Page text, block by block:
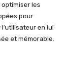
les
pour
en lui
et mémorable.